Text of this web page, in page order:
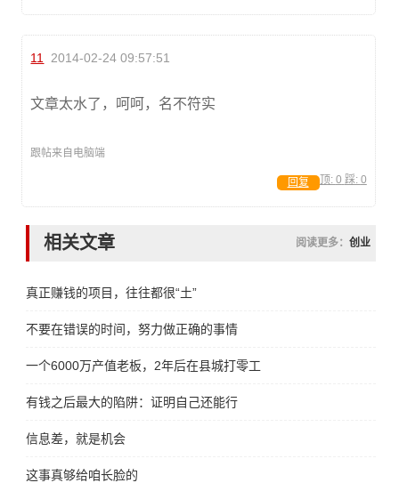
11 2014-02-24 09:57:51
文章太水了，呵呵，名不符实
跟帖来自电脑端
顶: 0 踩: 0
回复
相关文章 阅读更多： 创业
真正赚钱的项目，往往都很“土”
不要在错误的时间，努力做正确的事情
一个6000万产值老板，2年后在县城打零工
有钱之后最大的陷阱：证明自己还能行
信息差，就是机会
这事真够给咱长脸的